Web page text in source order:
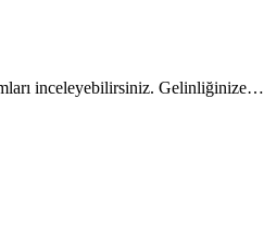
inceleyebilirsiniz. Gelinliğinize…